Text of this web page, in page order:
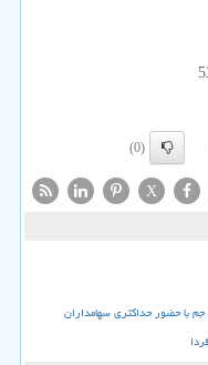
(0)
X
با حضور حداکثری سهامداران